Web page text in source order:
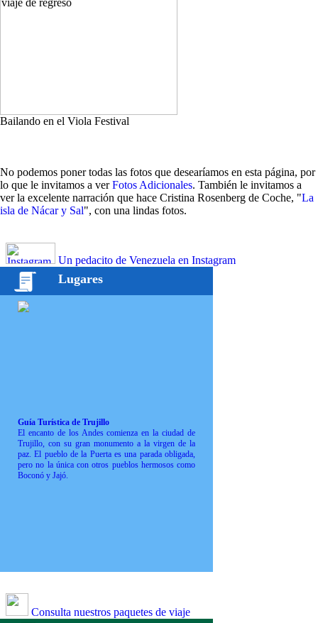
Bailando en el Viola Festival
No podemos poner todas las fotos que desearíamos en esta página, por
lo que le invitamos a verFotos Adicionales. También le invitamos a
ver la excelente narración que hace Cristina Rosenberg de Coche, "La
isla de Nácar y Sal", con una lindas fotos.
Un pedacito de Venezuela en Instagram
Lugares
Guía Turística de Trujillo
El encanto de los Andes comienza en la ciudad de
Trujillo, con su gran monumento a la virgen de la
paz. El pueblo de la Puerta es una parada obligada,
pero no la única con otros pueblos hermosos como
Boconó y Jajó.
Consulta nuestros paquetes de viaje